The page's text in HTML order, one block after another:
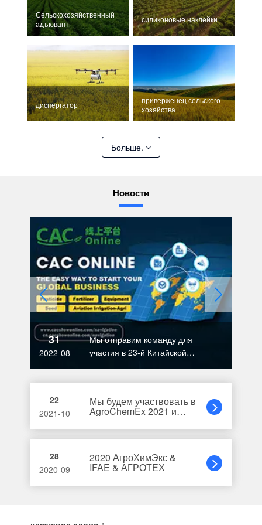
Сельскохозяйственный
адъювант
силиконовые наклейки
диспергатор
приверженец сельского
хозяйства
Больше.
Новости
31
2022-08
Мы отправим команду для
участия в 23-й Китайской
22
2021-10
Мы будем участвовать в
AgroChemEx 2021 и
IFAE & AGROTECH
28
2020-09
2020 АгроХимЭкс &
IFAE & АГРОТЕХ